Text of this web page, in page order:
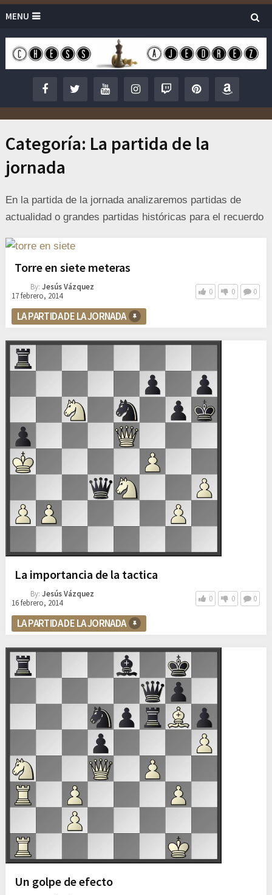
MENU
Categoría: La partida de la
jornada
En la partida de la jornada analizaremos partidas de
actualidad o grandes partidas históricas para el recuerdo
Torre en siete meteras
By: Jesús Vázquez
17 febrero, 2014
0 0 0
LA PARTIDA DE LA JORNADA
La importancia de la tactica
By: Jesús Vázquez
16 febrero, 2014
0 0 0
LA PARTIDA DE LA JORNADA
Un golpe de efecto